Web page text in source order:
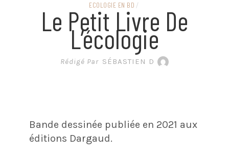
LITTÉRATURE EN
BANDE DESSINÉE
ECOLOGIE EN BD /
Le Petit Livre De
L’écologie
Rédigé Par SÉBASTIEN D
Bande dessinée publiée en 2021 aux
éditions Dargaud.